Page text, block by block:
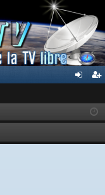
ar
ist
rs